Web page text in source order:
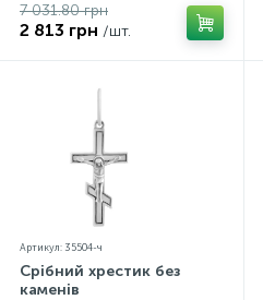
7 031.80 грн
2 813 грн /шт.
Артикул: 35504-ч
Срібний хрестик без
каменів